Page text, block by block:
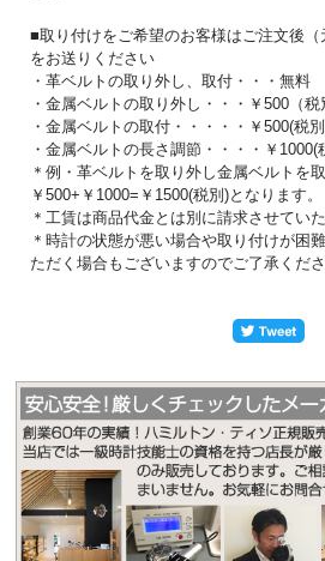
■取り付けをご希望のお客様はご注文後
をお送りください
・革ベルトの取り外し、取付・・・無料
・金属ベルトの取り外し・・・￥500（税
・金属ベルトの取付・・・・・￥500(税
・金属ベルトの長さ調節・・・・￥1000(
＊例・革ベルトを取り外し金属ベルトを
￥500+￥1000=￥1500(税別)となります。
＊工賃は商品代金とは別に請求させていた
＊時計の状態が悪い場合や取り付けが困
ただく場合もございますのでご了承くださ